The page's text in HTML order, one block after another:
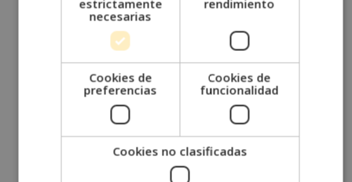
febrero 2022
diciembre 2021
noviembre 2021
octubre 2021
septiembre 2021
estrictamente
necesarias
rendimiento
Cookies de
preferencias
Cookies de
funcionalidad
Cookies no clasificadas